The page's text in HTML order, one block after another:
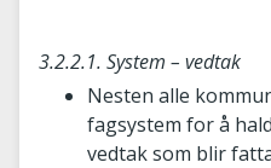
3.2.2.1. System – vedtak
Nesten alle
fagsystem for å
vedtak som blir